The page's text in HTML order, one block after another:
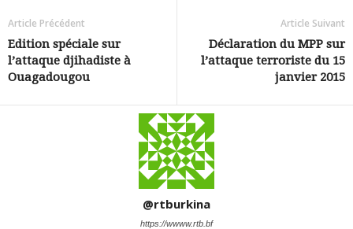
Article Précédent
Edition spéciale sur
l’attaque djihadiste à
Ouagadougou
Article Suivant
Déclaration du MPP sur
l’attaque terroriste du 15
janvier 2015
@rtburkina
https://wwww.rtb.bf